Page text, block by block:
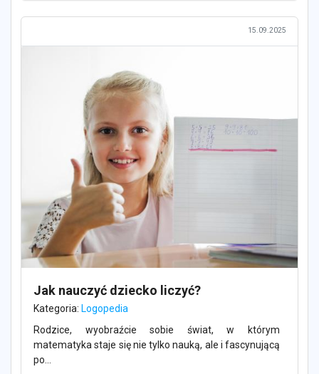
15.09.2025
Jak nauczyć dziecko liczyć?
Kategoria: Logopedia
Rodzice, wyobraźcie sobie świat, w którym
matematyka staje się nie tylko nauką, ale i fascynującą
po...